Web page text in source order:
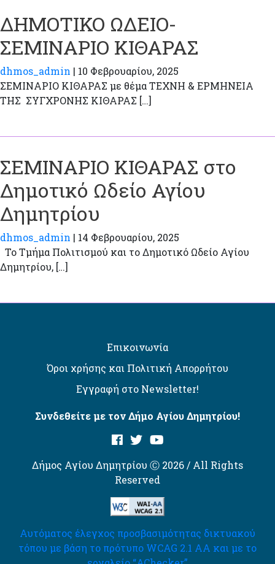
ΔΗΜΟΤΙΚΟ ΩΔΕΙΟ-
ΣΕΜΙΝΑΡΙΟ ΚΙΘΑΡΑΣ
dhmos_admin | 10 Φεβρουαρίου, 2025
ΣΕΜΙΝΑΡΙΟ ΚΙΘΑΡΑΣ με θέμα ΤΕΧΝΗ & ΕΡΜΗΝΕΙΑ
ΤΗΣ ΣΥΓΧΡΟΝΗΣ ΚΙΘΑΡΑΣ […]
ΣΕΜΙΝΑΡΙΟ ΚΙΘΑΡΑΣ στο
Δημοτικό Ωδείο Αγίου
Δημητρίου
dhmos_admin | 14 Φεβρουαρίου, 2025
Το Τμήμα Πολιτισμού και το Δημοτικό Ωδείο Αγίου
Δημητρίου, […]
Επικοινωνία
Όροι χρήσης και Πολιτική Απορρήτου
Εγγραφή στο Newsletter!
Συνδεθείτε με τον Δήμο Αγίου Δημητρίου!
Δήμος Αγίου Δημητρίου Ⓒ 2026 / All Rights
Reserved
Αυτόματος έλεγχος προσβασιμότητας δικτυακού
τόπου με βάση το πρότυπο WCAG 2.1 AA και με το